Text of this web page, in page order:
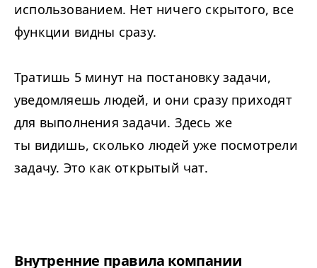
использованием. Нет ничего скрытого, все
функции видны сразу.
Тратишь 5 минут на постановку задачи,
уведомляешь людей, и они сразу приходят
для выполнения задачи. Здесь же
ты видишь, сколько людей уже посмотрели
задачу. Это как открытый чат.
Внутренние правила компании